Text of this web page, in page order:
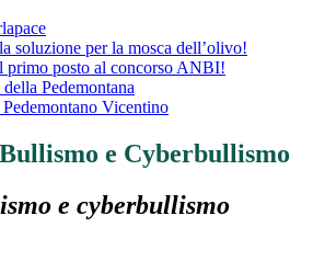
soluzione per la mosca dell’olivo!
primo posto al concorso ANBI!
Pedemontana
Vicentino
e Cyberbullismo
e cyberbullismo